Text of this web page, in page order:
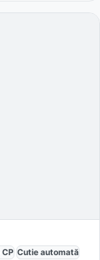
CP Cutie automată